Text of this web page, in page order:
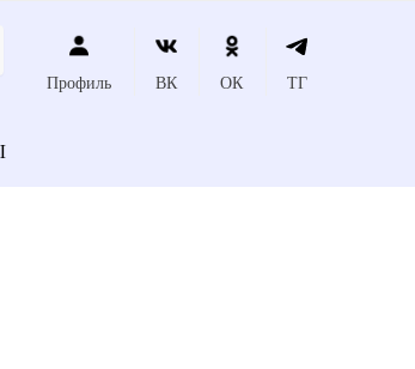
Профиль ВК ОК ТГ